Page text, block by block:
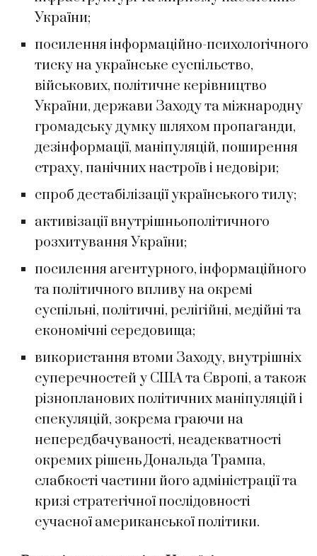
України;
посилення інформаційно-психологічного
тиску на українське суспільство,
військових, політичне керівництво
України, держави Заходу та міжнародну
громадську думку шляхом пропаганди,
дезінформації, маніпуляцій, поширення
страху, панічних настроїв і недовіри;
спроб дестабілізації українського тилу;
активізації внутрішньополітичного
розхитування України;
посилення агентурного, інформаційного
та політичного впливу на окремі
суспільні, політичні, релігійні, медійні та
економічні середовища;
використання втоми Заходу, внутрішніх
суперечностей у США та Європі, а також
різнопланових політичних маніпуляцій і
спекуляцій, зокрема граючи на
непередбачуваності, неадекватності
окремих рішень Дональда Трампа,
слабкості частини його адміністрації та
кризі стратегічної послідовності
сучасної американської політики.